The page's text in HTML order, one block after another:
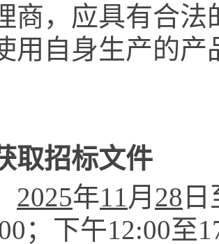
商，应具有合
用自身生产的
取招标文件
2025年11月 28
；下午12:00至